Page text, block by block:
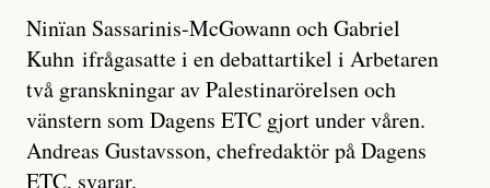
Ninïan Sassarinis-McGowann och Gabriel
Kuhn ifrågasatte i en debattartikel i Arbetaren
två granskningar av Palestinarörelsen och
vänstern som Dagens ETC gjort under våren.
Andreas Gustavsson, chefredaktör på Dagens
ETC, svarar.